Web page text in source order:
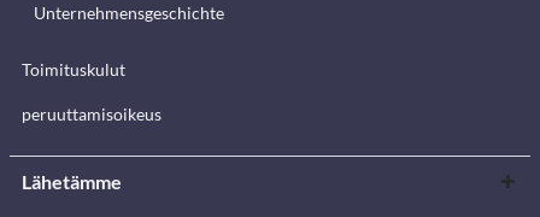
Unternehmensgeschichte
Toimituskulut
peruuttamisoikeus
Lähetämme